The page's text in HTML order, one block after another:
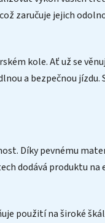
zaručuje jejich
kole. Ať už se
a bezpečnou jízdu.
Díky pevnému
dodává produktu
použití na široké